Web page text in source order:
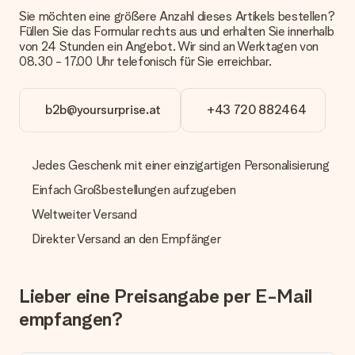
Verschenken bereit oder kann sofort an den Empfänger
geschickt werden.
Lieferzeit, Lieferoptionen und Versandkosten
Kann ich ein Lieferdatum wählen?
Bedauerlicherweise ist es momentan (noch) nicht möglich, das
Geschenk erhalten?
Die aktuelle Lieferzeit steht jeweils auf der Produktseite bei
dem Geschenk vermeldet. Du kannst darauf vertrauen, dass
eine fristgerechte Lieferung durch unsere Lieferdienste
anbieten. Das Geschenk, das bestellt wird, wird als Paket oder
Päckchen versendet. Möchtest du wissen, ob es als Paket
oder Päckchen geliefert wird, kontaktiere bitte unseren
Kundenservice.
Sie möchten eine größere Anzahl dieses Artikels bestellen?
Füllen Sie das Formular rechts aus und erhalten Sie innerhalb
von 24 Stunden ein Angebot. Wir sind an Werktagen von
08.30 - 17.00 Uhr telefonisch für Sie erreichbar.
b2b@yoursurprise.at +43 720 882464
Jedes Geschenk mit einer einzigartigen Personalisierung
Einfach Großbestellungen aufzugeben
Weltweiter Versand
Direkter Versand an den Empfänger
Lieber eine Preisangabe per E-Mail
empfangen?